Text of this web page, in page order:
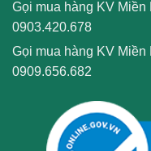
Gọi mua hàng KV Miền
0903.420.678
Gọi mua hàng KV Miền
0909.656.682